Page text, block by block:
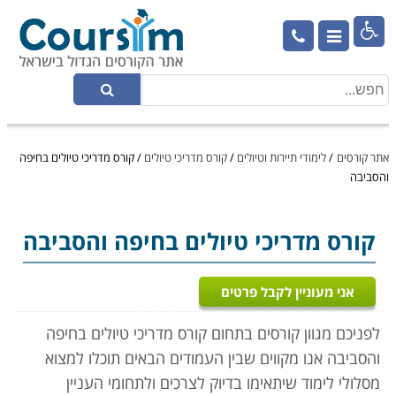

אתר קורסים /לימודי תיירות וטיולים /קורס מדריכי טיולים /קורס מדריכי טיולים בחיפה
והסביבה
קורס מדריכי טיולים בחיפה והסביבה
אני מעוניין לקבל פרטים
לפניכם מגוון קורסים בתחום קורס מדריכי טיולים בחיפה
והסביבה אנו מקווים שבין העמודים הבאים תוכלו למצוא
מסלולי לימוד שיתאימו בדיוק לצרכים ולתחומי העניין